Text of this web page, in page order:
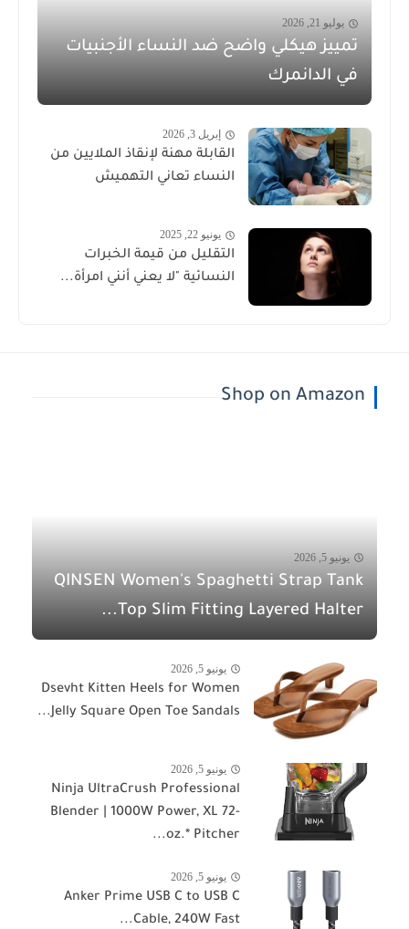
يوليو 21, 2026
تمييز هيكلي واضح ضد النساء الأجنبيات
في الدانمرك
إبريل 3, 2026
القابلة مهنة لإنقاذ الملايين من
النساء تعاني التهميش
يونيو 22, 2025
التقليل من قيمة الخبرات
النسائية "لا يعني أنني امرأة...
Shop on Amazon
يونيو 5, 2026
QINSEN Women's Spaghetti Strap Tank
Top Slim Fitting Layered Halter...
يونيو 5, 2026
Dsevht Kitten Heels for Women
Jelly Square Open Toe Sandals...
يونيو 5, 2026
Ninja UltraCrush Professional
Blender | 1000W Power, XL 72-
oz.* Pitcher...
يونيو 5, 2026
Anker Prime USB C to USB C
Cable, 240W Fast...